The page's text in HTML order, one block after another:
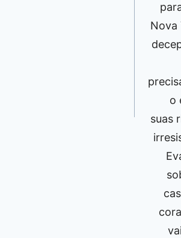
Nova
o
suas